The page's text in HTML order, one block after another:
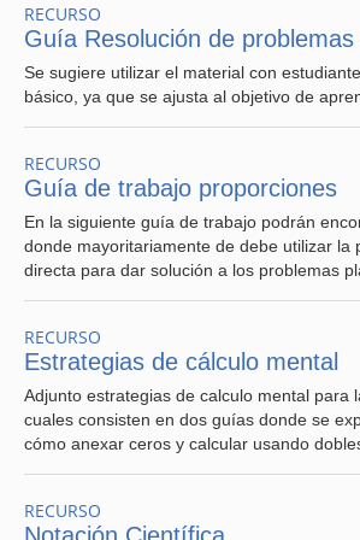
la reflexión sobre la enseñanza.
la Escuela de Educación de la UCN,
además es la directora regional de la
participar de un estudio de clases,
metodología tuve la oportunidad de
grupo Estudio de clase de la PUCV
sesiones de trabajo, planificación
me permitió alcanzar objetivos de
posteriormente reflexionar y discutir
posteriormente desarrollé una Clase
comunidad, cuyo objetivo se centró en
representaciones pictóricas y fracciones
para 5° año Básico.
Cabe señalar que los los estudios de
mayormente en el centro del país y esta
que se hace en la segunda región.
público, que también son profesores y
RECURSO
Guía Resolución de
Se sugiere utilizar el material con
básico, ya que se ajusta al objetivo de
RECURSO
Guía de trabajo proporciones
En la siguiente guía de trabajo podrán
donde mayoritariamente de debe utilizar la
directa para dar solución a los problemas
RECURSO
Estrategias de cálculo mental
Adjunto estrategias de calculo mental para
cuales consisten en dos guías donde se
cómo anexar ceros y calcular usando
RECURSO